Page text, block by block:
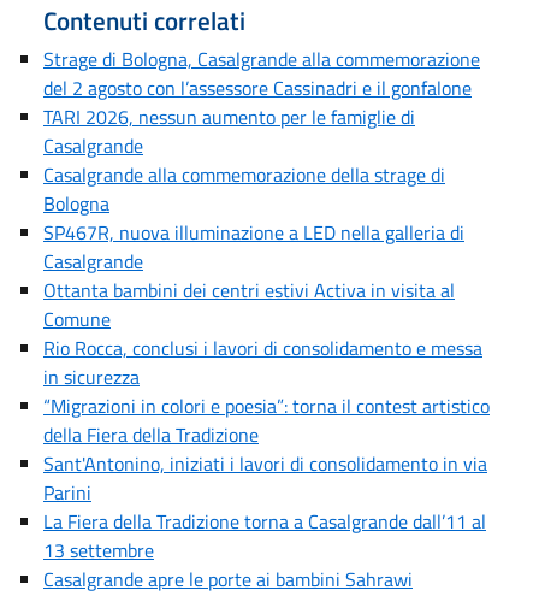
Contenuti correlati
Strage di Bologna, Casalgrande alla commemorazione
del 2 agosto con l’assessore Cassinadri e il gonfalone
TARI 2026, nessun aumento per le famiglie di
Casalgrande
Casalgrande alla commemorazione della strage di
Bologna
SP467R, nuova illuminazione a LED nella galleria di
Casalgrande
Ottanta bambini dei centri estivi Activa in visita al
Comune
Rio Rocca, conclusi i lavori di consolidamento e messa
in sicurezza
“Migrazioni in colori e poesia”: torna il contest artistico
della Fiera della Tradizione
Sant'Antonino, iniziati i lavori di consolidamento in via
Parini
La Fiera della Tradizione torna a Casalgrande dall’11 al
13 settembre
Casalgrande apre le porte ai bambini Sahrawi